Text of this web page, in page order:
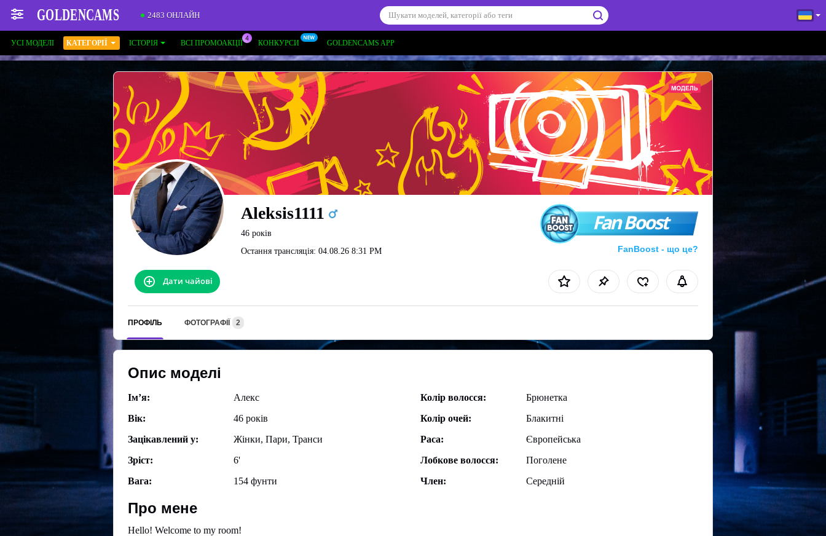
2483 ОНЛАЙН
УСІ МОДЕЛІ КАТЕГОРІЇ ІСТОРІЯ ВСІ ПРОМОАКЦІЇ КОНКУРСИ GOLDENCAMS APP
Aleksis1111
46 років
Остання трансляція: 04.08.26 8:31 PM
Fan Boost
FanBoost - що це?
Дати чайові
ПРОФІЛЬ ФОТОГРАФІЇ 2
Опис моделі
Ім’я:
Алекс
Вік:
46 років
Зацікавлений у:
Жiнки, Пари, Транси
Зріст:
6'
Вага:
154 фунти
Колір волосся:
Брюнетка
Колір очей:
Блакитні
Раса:
Європейська
Лобкове волосся:
Поголене
Член:
Середній
Про мене
Hello! Welcome to my room!